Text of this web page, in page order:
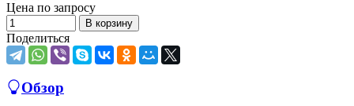
Цена по запросу
В корзину
Поделиться
Обзор